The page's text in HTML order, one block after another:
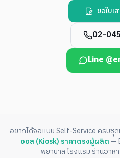
ขอใบเ
02-
Line
อยากได้จอแบบ Self-Service ครบชุ
ออส (Kiosk) ราคาตรงผู้ผลิต —
พยาบาล โรงแรม ร้านอาห